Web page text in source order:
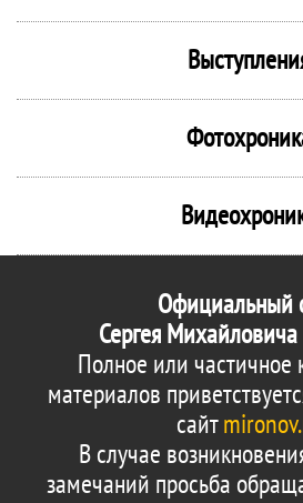
Официальный
Сергея
Полное или частичное
материалов
сайт
В случае
замечаний просьба